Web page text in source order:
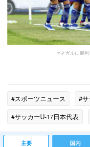
セネガルに勝
#スポーツニュース
#
#サッカーU-17日本代表
#スポーツニュース・トピ
主要 国内